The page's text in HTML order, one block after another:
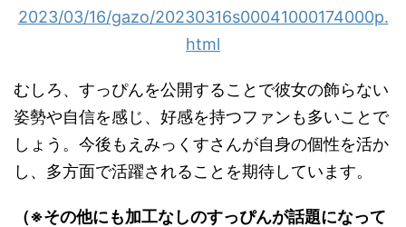
2023/03/16/gazo/20230316s00041000174000p.
html
むしろ、すっぴんを公開することで彼女の飾らない
姿勢や自信を感じ、好感を持つファンも多いことで
しょう。今後もえみっくすさんが自身の個性を活か
し、多方面で活躍されることを期待しています。
（※その他にも加工なしのすっぴんが話題になって